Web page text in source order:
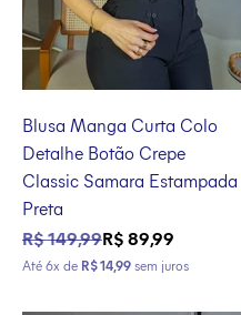
Blusa Manga Curta Colo
Detalhe Botão Crepe
Classic Samara Estampada
Preta
Preço normal
R$ 149,99Preço promocional
R$ 89,99
Até 6x de R$ 14,99 sem juros